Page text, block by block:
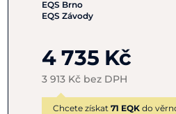
EQS Brno
EQS Závody
4 735 Kč
3 913 Kč bez DPH
Chcete získat 71 EQK do